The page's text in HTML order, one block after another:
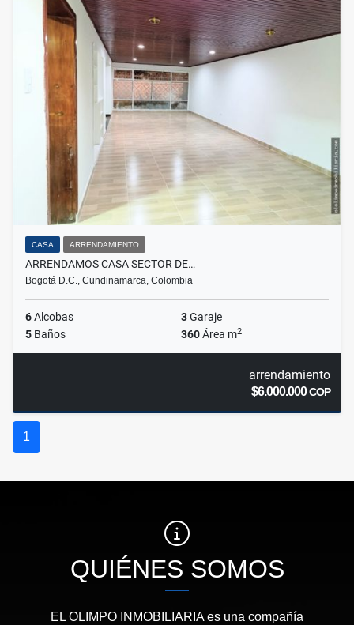
CASA ARRENDAMIENTO
ARRENDAMOS CASA SECTOR DE…
Bogotá D.C., Cundinamarca, Colombia
6Alcobas 3Garaje
5 Baños 360Área m2
arrendamiento
$6.000.000COP
1
QUIÉNES SOMOS
EL OLIMPO INMOBILIARIA es una compañía